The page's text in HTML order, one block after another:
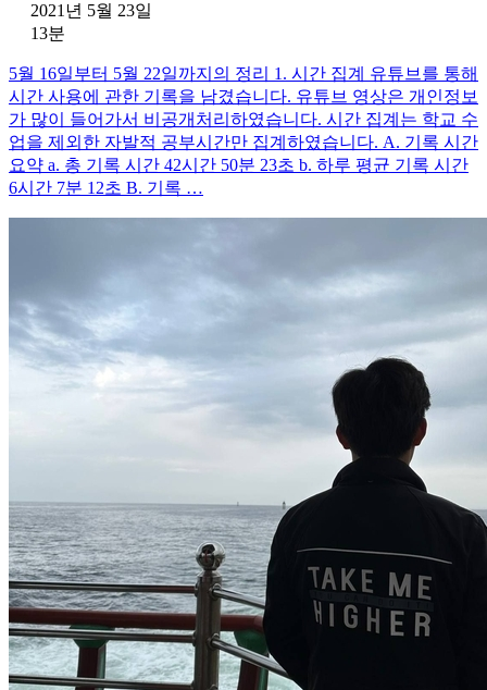
2021년 5월 23일
13분
5월 16일부터 5월 22일까지의 정리 1. 시간 집계 유튜브를 통해
시간 사용에 관한 기록을 남겼습니다. 유튜브 영상은 개인정보
가 많이 들어가서 비공개처리하였습니다. 시간 집계는 학교 수
업을 제외한 자발적 공부시간만 집계하였습니다. A. 기록 시간
요약 a. 총 기록 시간 42시간 50분 23초 b. 하루 평균 기록 시간
6시간 7분 12초 B. 기록 …